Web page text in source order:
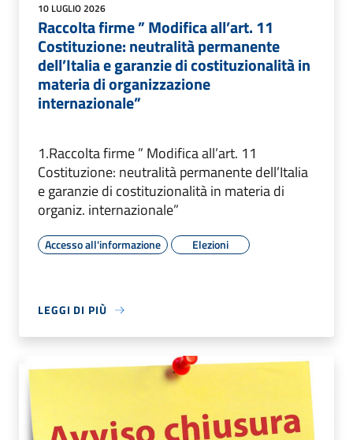
10 LUGLIO 2026
Raccolta firme ” Modifica all’art. 11
Costituzione: neutralità permanente
dell’Italia e garanzie di costituzionalità in
materia di organizzazione
internazionale”
1.Raccolta firme ” Modifica all’art. 11
Costituzione: neutralità permanente dell’Italia
e garanzie di costituzionalità in materia di
organiz. internazionale”
Accesso all'informazione Elezioni
LEGGI DI PIÙ